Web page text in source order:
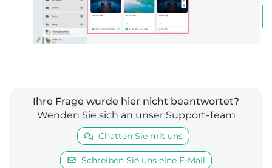
Ihre Frage wurde hier nicht beantwortet?
Wenden Sie sich an unser Support-Team
Chatten Sie mit uns
Schreiben Sie uns eine E-Mail